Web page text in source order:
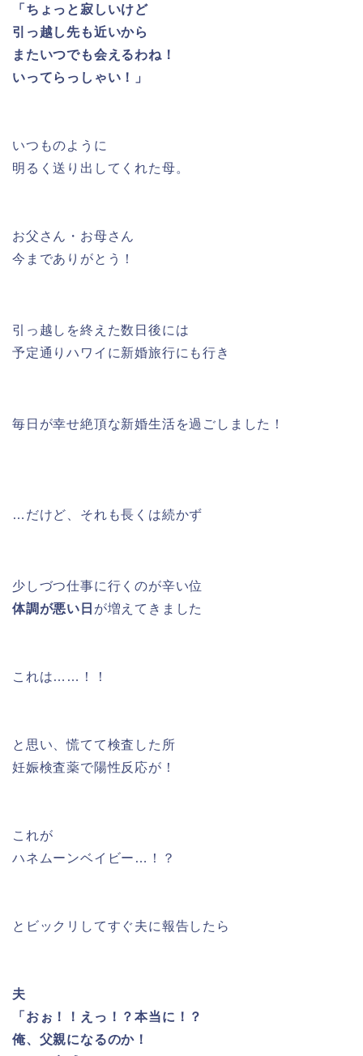
「ちょっと寂しいけど
引っ越し先も近いから
またいつでも会えるわね！
いってらっしゃい！」
いつものように
明るく送り出してくれた母。
お父さん・お母さん
今までありがとう！
引っ越しを終えた数日後には
予定通りハワイに新婚旅行にも行き
毎日が幸せ絶頂な新婚生活を過ごしました！
…だけど、それも長くは続かず
少しづつ仕事に行くのが辛い位
体調が悪い日 が増えてきました
これは……！！
と思い、慌てて検査した所
妊娠検査薬で陽性反応が！
これが
ハネムーンベイビー…！？
とビックリしてすぐ夫に報告したら
夫
「おぉ！！えっ！？本当に！？
俺、父親になるのか！